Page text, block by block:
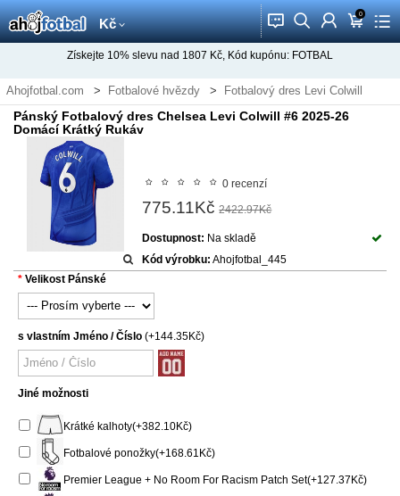
Kč 󰂱 󰂨 󰃳 0
󰃦 󰃖
Získejte 10% slevu nad 1807 Kč, Kód kupónu: FOTBAL
Ahojfotbal.com Fotbalové hvězdy Fotbalový dres Levi Colwill
Pánský Fotbalový dres Chelsea Levi Colwill #6 2025-26
Domácí Krátký Rukáv
0 recenzí
775.11Kč 2422.97Kč
Dostupnost: Na skladě
Kód výrobku: Ahojfotbal_445
Velikost Pánské
s vlastním Jméno / Číslo (+144.35Kč)
Jiné možnosti
Krátké kalhoty(+382.10Kč)
Fotbalové ponožky(+168.61Kč)
Premier League + No Room For Racism Patch Set(+127.37Kč)